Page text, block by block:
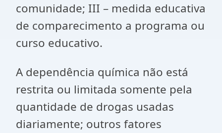
comunidade; III – medida educativa
de comparecimento a programa ou
curso educativo.
A dependência química não está
restrita ou limitada somente pela
quantidade de drogas usadas
diariamente; outros fatores